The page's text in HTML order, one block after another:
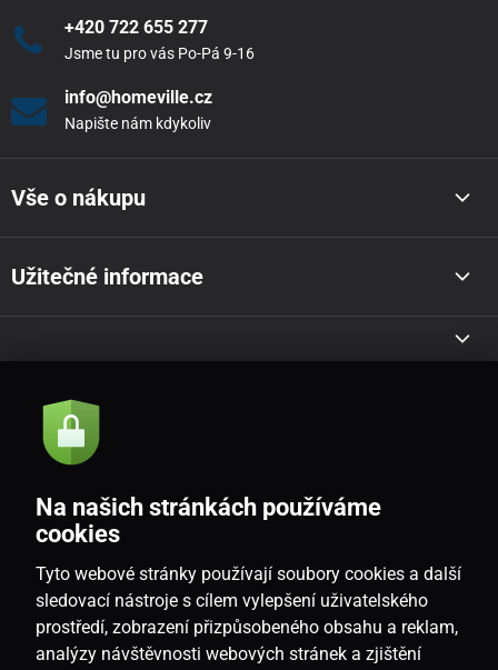
+420 722 655 277
Jsme tu pro vás Po-Pá 9-16
info@homeville.cz
Napište nám kdykoliv
Vše o nákupu
Užitečné informace
Akce a novinky e-mailem
Souhlasím sezásadami zpracování osobních údajů
CZ
Na našich stránkách používáme
cookies
Tyto webové stránky používají soubory cookies a další
sledovací nástroje s cílem vylepšení uživatelského
prostředí, zobrazení přizpůsobeného obsahu a reklam,
analýzy návštěvnosti webových stránek a zjištění